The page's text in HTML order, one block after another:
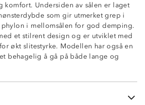
komfort. Undersiden av sålen er laget
som gir utmerket grep i
i mellomsålen for god demping.
et stilrent design og er utviklet med
økt slitestyrke. Modellen har også en
behagelig å gå på både lange og
høst og vinter)
hælparti